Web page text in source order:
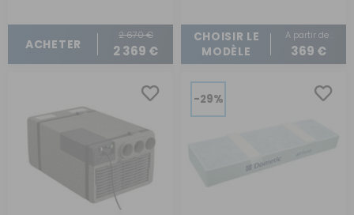
ACHETER
2 670 €
2 369 €
CHOISIR LE
MODÈLE
A partir de :
369 €
-29%